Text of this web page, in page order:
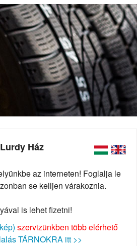
Ház
az interneten! Foglalja le
se kelljen várakoznia.
is lehet fizetni!
szervizünkben több elérhető
TÁRNOKRA itt >>